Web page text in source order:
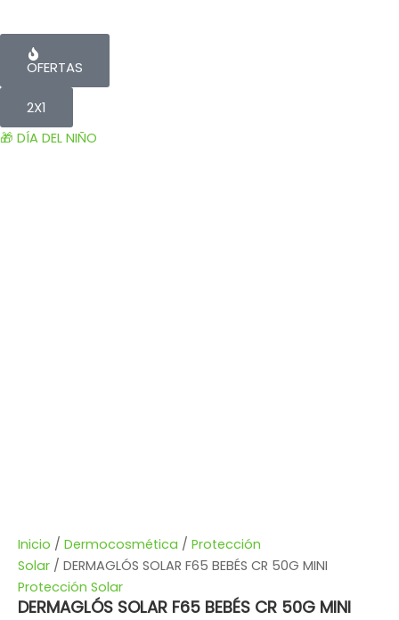
OFERTAS
2X1
🎁 DÍA DEL NIÑO
Inicio / Dermocosmética / Protección
Solar / DERMAGLÓS SOLAR F65 BEBÉS CR 50G MINI
Protección Solar
DERMAGLÓS SOLAR F65 BEBÉS CR 50G MINI